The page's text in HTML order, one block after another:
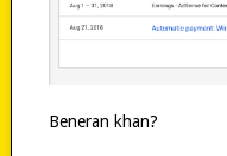
Beneran khan?